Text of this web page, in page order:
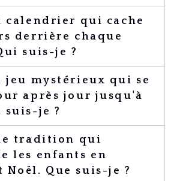
calendrier qui cache
derrière chaque
suis-je ?
jeu mystérieux qui se
après jour jusqu'à
suis-je ?
tradition qui
les enfants en
Noël. Que suis-je ?